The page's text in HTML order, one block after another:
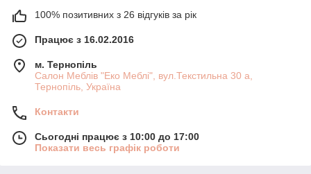
100% позитивних з 26 відгуків за рік
Працює з 16.02.2016
м. Тернопіль
Салон Меблів "Еко Меблі", вул.Текстильна 30 а,
Тернопіль, Україна
Контакти
Сьогодні працює з 10:00 до 17:00
Показати весь графік роботи